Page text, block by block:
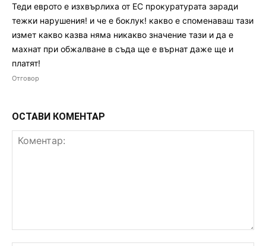
Теди еврото е изхвърлиха от ЕС прокуратурата заради
тежки нарушения! и че е боклук! какво е споменаваш тази
измет какво казва няма никакво значение тази и да е
махнат при обжалване в съда ще е върнат даже ще и
платят!
Отговор
ОСТАВИ КОМЕНТАР